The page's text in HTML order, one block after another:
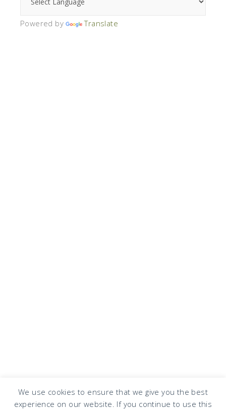
We use cookies to ensure that we give you the best
experience on our website. If you continue to use this
Powered by Translate
COPYRIGHT © 2026 · DESIGN BYDESIGN CHICKY LOG IN